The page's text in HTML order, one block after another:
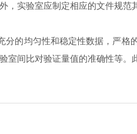
实验室应制定相应的文件规
均匀性和稳定性数据，严格
间比对验证量值的准确性等